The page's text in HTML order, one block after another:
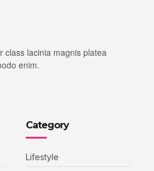
class lacinia magnis platea
enim.
Category
Lifestyle